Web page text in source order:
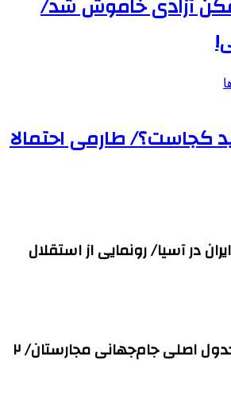
آزادی خاموش شد/
کجاست؟/ طارمی احتمالا
ایران در آسیا/ رونمایی از استقلال
صعود فتوحی به جدول اصلی جام‌جهانی مجارستان/ ۲